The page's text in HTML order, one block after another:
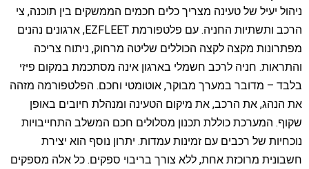
ניהול יעיל של טעינה מצריך כלים חכמים הממשקים בין תוכנה, צי
הרכב ותשתיות החניה. עם פלטפורמת EZFLEET, ארגונים נהנים
מפתרונות מקצה לקצה הכוללים שליטה מרחוק, ניתוח צריכה
והתראות. חניה לרכב חשמלי בארגון אינה מסתכמת במקום פיזי
בלבד – מדובר במערך מבוקר, אוטומטי וחכם. הפלטפורמה מזהה
את הנהג, את הרכב, את מיקום הטעינה ומנהלת חיובים באופן
שקוף. המערכת כוללת תכנון מסלולים חכם המשלב התחייבויות
נוכחיות של רכבים עם זמינות עמדות. יתרון נוסף הוא יצירת
חשבונית מרוכזת אחת, ללא צורך בריבוי ספקים. כל אלה מספקים